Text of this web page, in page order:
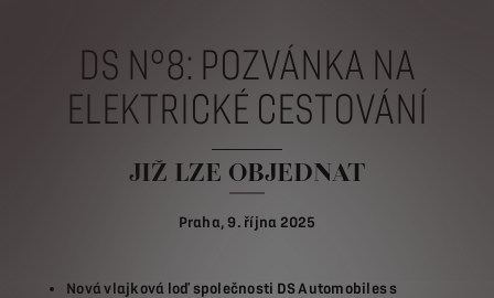
DS N°8: POZVÁNKA NA
ELEKTRICKÉ CESTOVÁNÍ
JIŽ LZE OBJEDNAT
Praha, 9. října 2025
Nová vlajková loď společnosti DS Automobiles s